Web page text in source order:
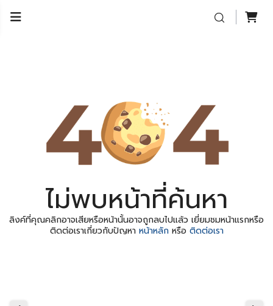
ไม่พบหน้าที่ค้นหา
ลิงค์ที่คุณคลิกอาจเสียหรือหน้านั้นอาจถูกลบไปแล้ว เยี่ยมชมหน้าแรกหรือ
ติดต่อเราเกี่ยวกับปัญหา หน้าหลักหรือ ติดต่อเรา